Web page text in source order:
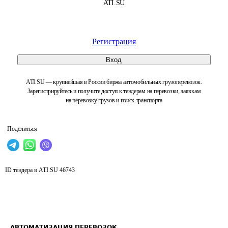
ATI.SU
Регистрация
Вход
ATI.SU — крупнейшая в России биржа автомобильных грузоперевозок.
Зарегистрируйтесь и получите доступ к тендерам на перевозки, заявкам
на перевозку грузов и поиск транспорта
Поделиться
ID тендера в ATI.SU 46743